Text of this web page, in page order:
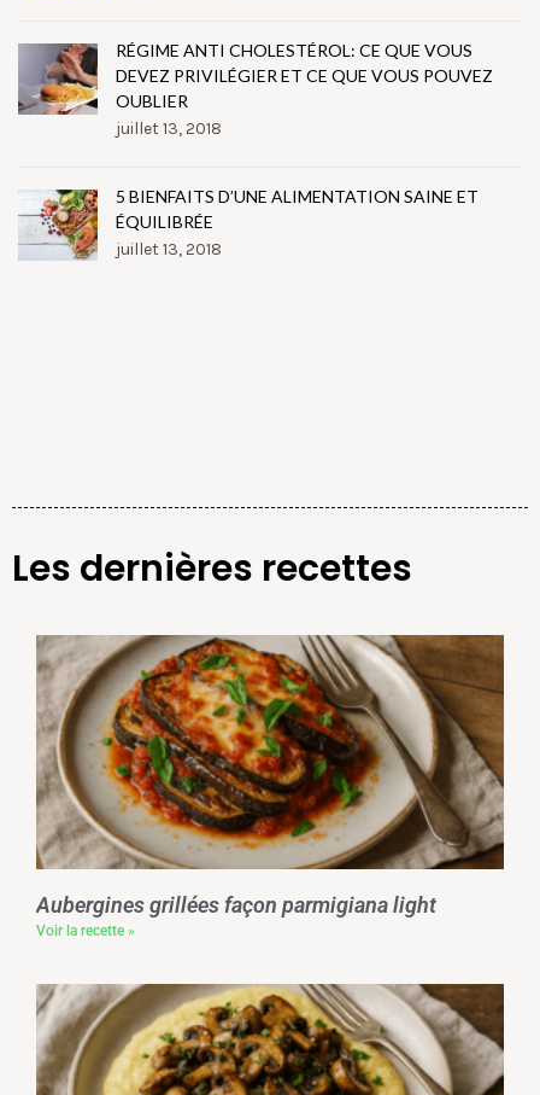
RÉGIME ANTI CHOLESTÉROL: CE QUE VOUS
DEVEZ PRIVILÉGIER ET CE QUE VOUS POUVEZ
OUBLIER
juillet 13, 2018
5 BIENFAITS D’UNE ALIMENTATION SAINE ET
ÉQUILIBRÉE
juillet 13, 2018
Les dernières recettes
Aubergines grillées façon parmigiana light
Voir la recette »